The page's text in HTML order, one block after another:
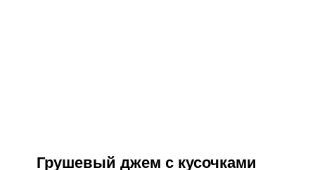
Грушевый джем с кусочками